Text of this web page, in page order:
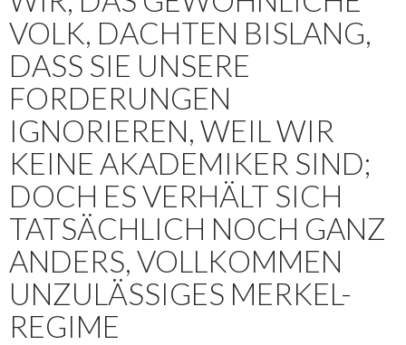
VOLK, DACHTEN BISLANG,
DASS SIE UNSERE
FORDERUNGEN
IGNORIEREN, WEIL WIR
KEINE AKADEMIKER SIND;
DOCH ES VERHÄLT SICH
TATSÄCHLICH NOCH GANZ
ANDERS, VOLLKOMMEN
UNZULÄSSIGES MERKEL-
REGIME